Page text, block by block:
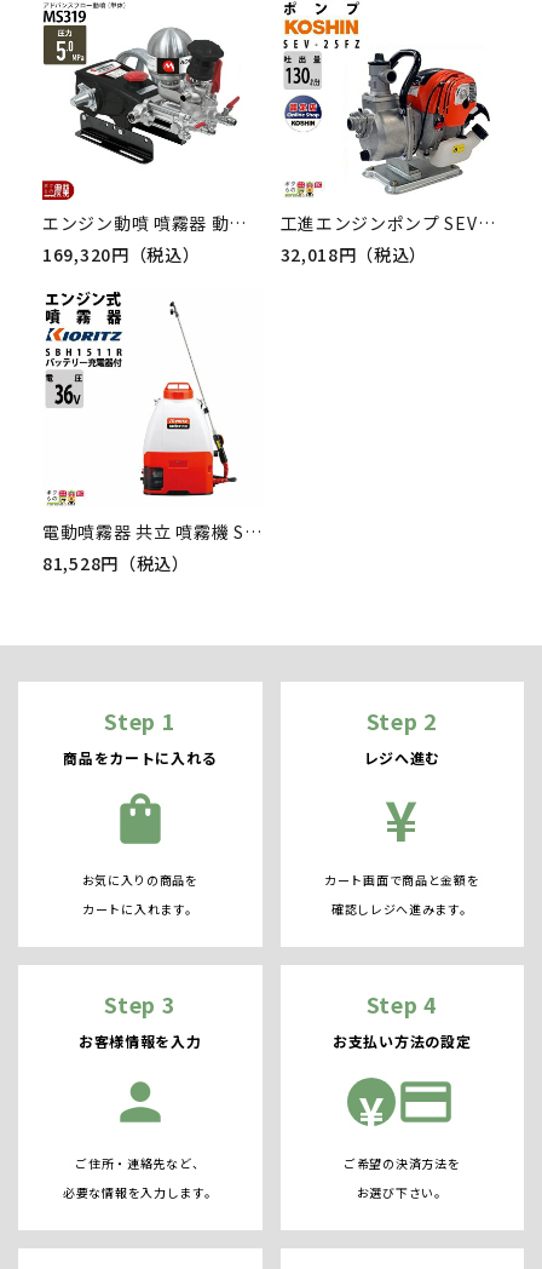
エンジン動噴 噴霧器 動力噴霧器 丸山製作所 MS319 366599 アドバンスフロー動噴(単体) 噴霧 防除 除草 散布 散水 灌水
169,320円（税込）
工進エンジンポンプ SEV-25FZ 4サイクル 4ストローク ガソリン コーシン 吸入口径25mm 吐出口径25mm 吐出量125L/分 全揚程35m
32,018円（税込）
電動噴霧器 共立 噴霧機 SBH1511R 動力噴霧器 15L 充電式噴霧器 バッテリー式噴霧器 バッテリー・充電器付 やまびこ
81,528円（税込）
Step 1
商品をカートに入れる
shopping_bag
お気に入りの商品を
カートに入れます。
Step 2
レジへ進む
¥
カート画面で商品と金額を
確認しレジへ進みます。
Step 3
お客様情報を入力
person
ご住所・連絡先など、
必要な情報を入力します。
Step 4
お支払い方法の設定
¥ credit_card
ご希望の決済方法を
お選び下さい。